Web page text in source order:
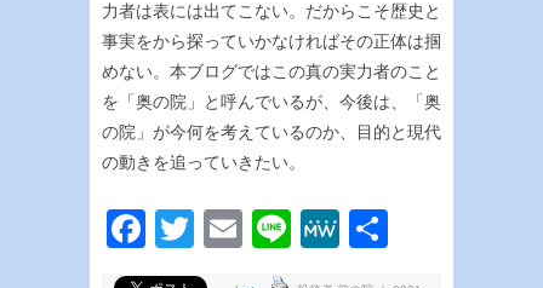
力者は表には出てこない。だからこそ歴史と
事実をから探っていかなければその正体は掴
めない。本ブログではこの真の実力者のこと
を「奥の院」と呼んでいるが、今後は、「奥
の院」が今何を考えているのか、目的と現代
の動きを追っていきたい。
Facebook
Twitter
EmailLineMeWe